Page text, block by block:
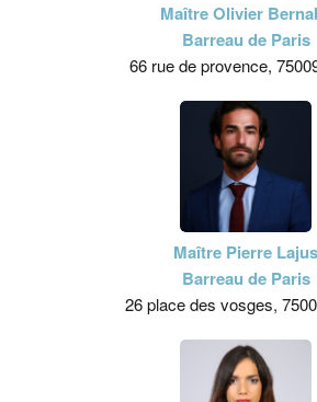
Maître Olivier
Barreau de Paris
66 rue de provence,
Maître Pierre Lajus
Barreau de Paris
26 place des vosges,